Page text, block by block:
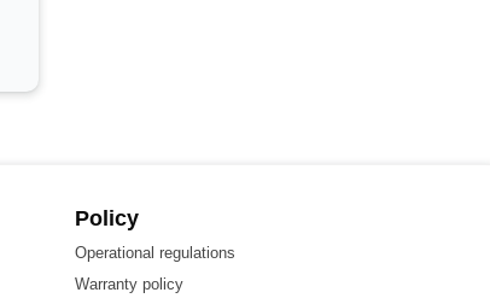
Policy
Operational regulations
Warranty policy